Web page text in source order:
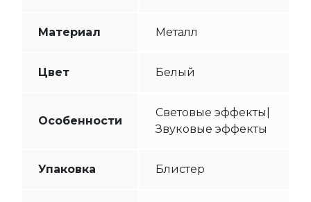
Материал Металл
Цвет Белый
Особенности
Световые эффекты|
Звуковые эффекты
Упаковка Блистер